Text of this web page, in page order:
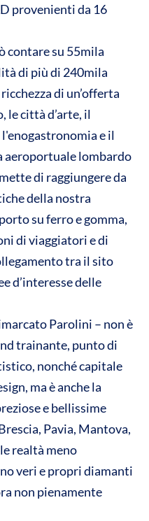
provenienti da 16
contare su 55mila
di più di 240mila
di un’offerta
le città d’arte, il
e il
aeroportuale lombardo
di raggiungere da
della nostra
su ferro e gomma,
di viaggiatori e di
tra il sito
d’interesse delle
Parolini – non è
trainante, punto di
nonché capitale
ma è anche la
e bellissime
Pavia, Mantova,
realtà meno
veri e propri diamanti
non pienamente